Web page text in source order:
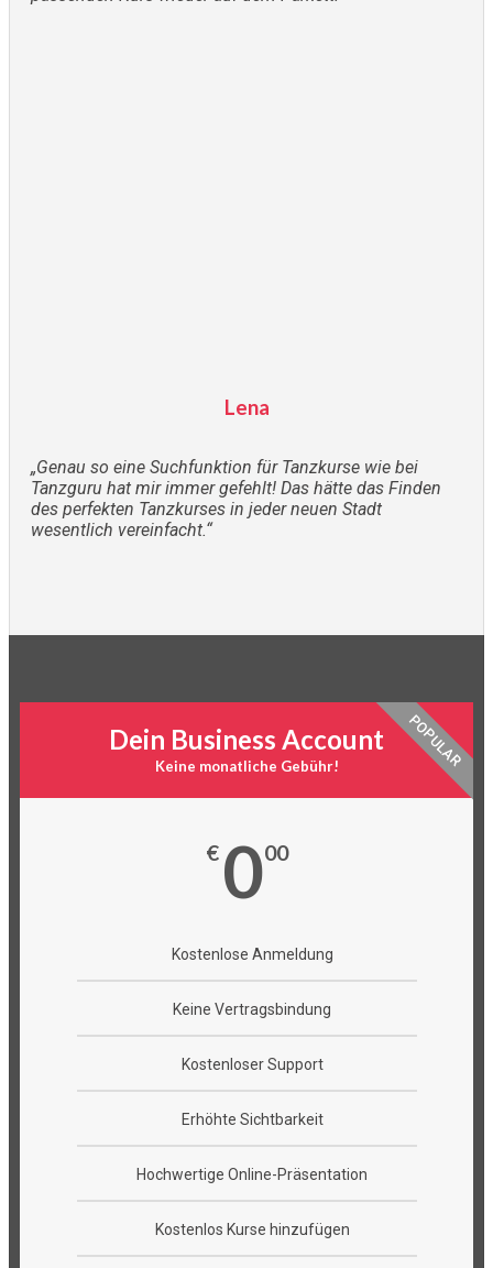
Lena
„Genau so eine Suchfunktion für Tanzkurse wie bei
Tanzguru hat mir immer gefehlt! Das hätte das Finden
des perfekten Tanzkurses in jeder neuen Stadt
wesentlich vereinfacht.“
Dein Business Account
Keine monatliche Gebühr!
€ 000
Kostenlose Anmeldung
Keine Vertragsbindung
Kostenloser Support
Erhöhte Sichtbarkeit
Hochwertige Online-Präsentation
Kostenlos Kurse hinzufügen
POPULAR